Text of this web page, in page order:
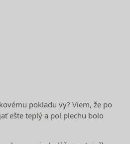
pokladu vy? Viem, že po
ešte teplý a pol plechu bolo